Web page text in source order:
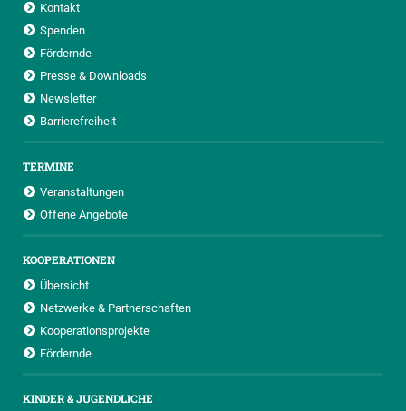
Kontakt
Spenden
Fördernde
Presse & Downloads
Newsletter
Barrierefreiheit
TERMINE
Veranstaltungen
Offene Angebote
KOOPERATIONEN
Übersicht
Netzwerke & Partnerschaften
Kooperationsprojekte
Fördernde
KINDER & JUGENDLICHE